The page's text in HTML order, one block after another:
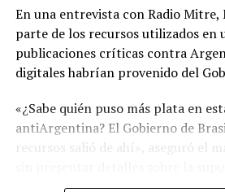
En una entrevista con Radio Mitre,
parte de los recursos utilizados en
publicaciones críticas contra
digitales habrían provenido del
«¿Sabe quién puso más plata en
antiArgentina? El Gobierno de
recursos salió de ahí», aseguró el